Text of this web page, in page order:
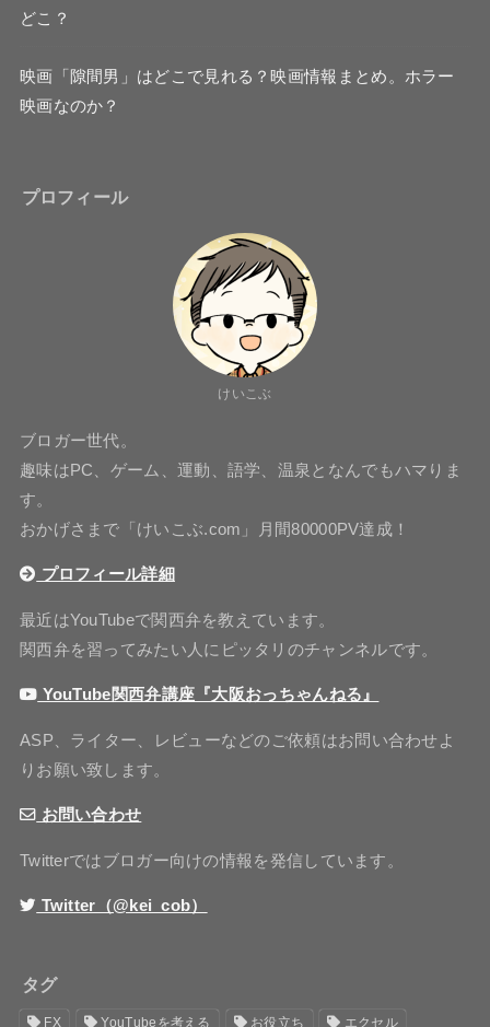
どこ？
映画「隙間男」はどこで見れる？映画情報まとめ。ホラー
映画なのか？
プロフィール
けいこぶ
ブロガー世代。
趣味はPC、ゲーム、運動、語学、温泉となんでもハマりま
す。
おかげさまで「けいこぶ.com」月間80000PV達成！
プロフィール詳細
最近はYouTubeで関西弁を教えています。
関西弁を習ってみたい人にピッタリのチャンネルです。
YouTube関西弁講座『大阪おっちゃんねる』
ASP、ライター、レビューなどのご依頼はお問い合わせよ
りお願い致します。
お問い合わせ
Twitterではブロガー向けの情報を発信しています。
Twitter（@kei_cob）
タグ
FX YouTubeを考える お役立ち エクセル